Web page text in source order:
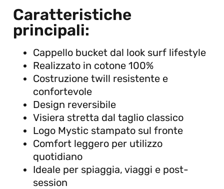
Caratteristiche
principali:
Cappello bucket dal look surf lifestyle
Realizzato in cotone 100%
Costruzione twill resistente e
confortevole
Design reversibile
Visiera stretta dal taglio classico
Logo Mystic stampato sul fronte
Comfort leggero per utilizzo
quotidiano
Ideale per spiaggia, viaggi e post-
session